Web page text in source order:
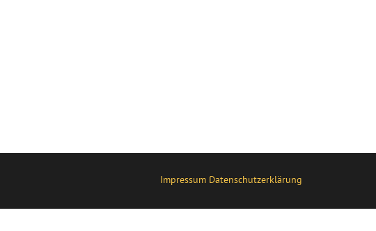
Impressum Datenschutzerklärung